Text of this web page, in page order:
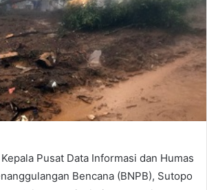
Pusat Data Informasi dan Humas
Bencana (BNPB), Sutopo